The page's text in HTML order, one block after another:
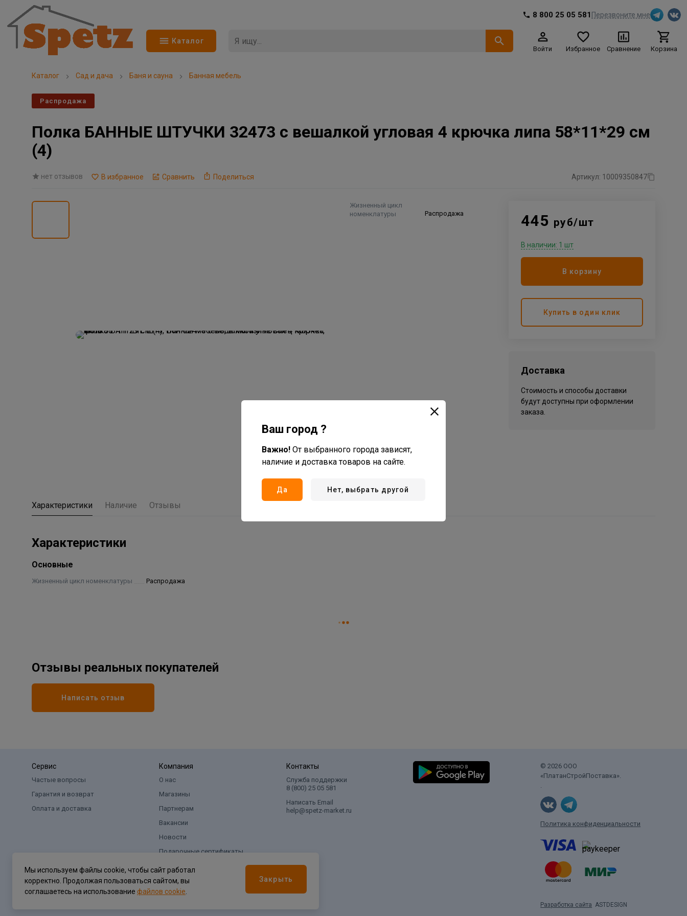
8 800 25 05 581 Перезвоните мне
Каталог
Войти Избранное Сравнение Корзина
Каталог Сад и дача Баня и сауна Банная мебель
Распродажа
Полка БАННЫЕ ШТУЧКИ 32473 с вешалкой угловая 4 крючка липа 58*11*29 см
(4)
нет отзывов В избранное Сравнить Поделиться Артикул: 10009350847
Жизненный цикл
номенклатуры
Распродажа 445 руб/шт
В наличии: 1 шт
В корзину
Купить в один клик
Доставка
Стоимость и способы доставки
будут доступны при оформлении
заказа.
Характеристики Наличие Отзывы
Характеристики
Основные
Жизненный цикл номенклатуры Распродажа
Отзывы реальных покупателей
Написать отзыв
Сервис
Частые вопросы
Гарантия и возврат
Оплата и доставка
Компания
О нас
Магазины
Партнерам
Вакансии
Новости
Подарочные сертификаты
Контакты
Служба поддержки
8 (800) 25 05 581
Написать Email
help@spetz-market.ru
© 2026 ООО
«ПлатанСтройПоставка».
.
Политика конфиденциальности
Разработка сайта ASTDESIGN
Ваш город ?
Важно! От выбранного города зависят,
наличие и доставка товаров на сайте.
Да Нет, выбрать другой
Мы используем файлы cookie, чтобы сайт работал
корректно. Продолжая пользоваться сайтом, вы
соглашаетесь на использование файлов cookie
Закрыть